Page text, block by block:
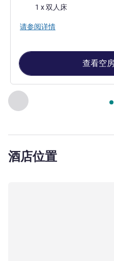
上一个 - 客房
第 页，共 , 客房 1 : 标
床上用品1 x 双人床
请参阅详情
查看空
酒店位置